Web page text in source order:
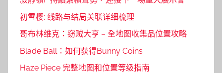
初雪樱: 线路与结局关联详细梳理
哥布林维克：窃贼大亨 – 全地图收集品位置攻略
Blade Ball：如何获得Bunny Coins
Haze Piece 完整地图和位置等级指南